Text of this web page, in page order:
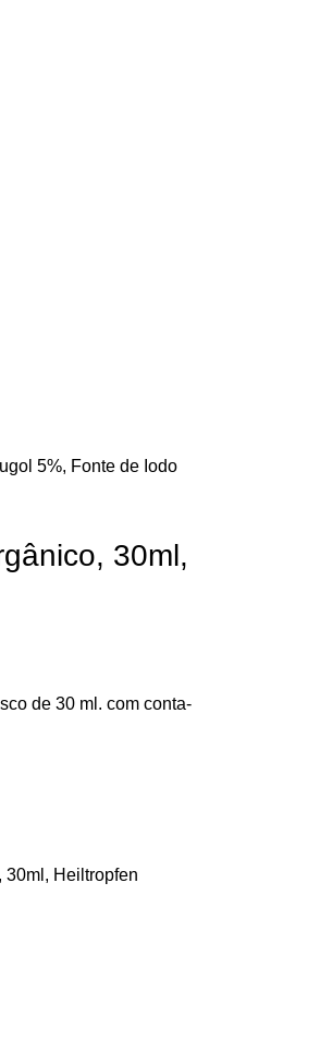
5%, Fonte de Iodo
30ml,
de 30 ml. com conta-
30ml, Heiltropfen